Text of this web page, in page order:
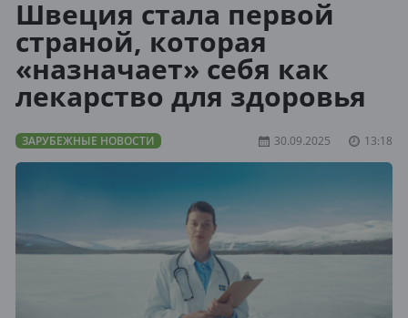
Швеция стала первой
страной, которая
«назначает» себя как
лекарство для здоровья
ЗАРУБЕЖНЫЕ НОВОСТИ 30.09.2025 13:18